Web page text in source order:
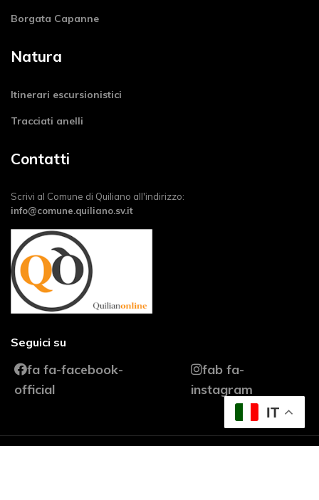
IT
Borgata Capanne
Natura
Itinerari escursionistici
Tracciati anelli
Contatti
Scrivi al Comune di Quiliano all'indirizzo:
info@comune.quiliano.sv.it
Seguici su
fa fa-facebook-
official
fab fa-
instagram